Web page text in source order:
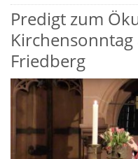
Predigt zum
Friedberg